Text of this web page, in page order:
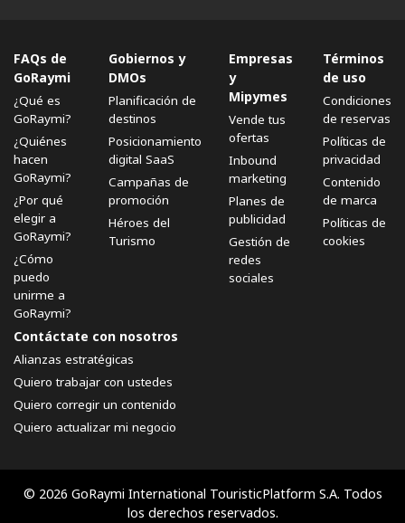
FAQs de
GoRaymi
¿Qué es
GoRaymi?
¿Quiénes
hacen
GoRaymi?
¿Por qué
elegir a
GoRaymi?
¿Cómo
puedo
unirme a
GoRaymi?
Gobiernos y
DMOs
Planificación de
destinos
Posicionamiento
digital SaaS
Campañas de
promoción
Héroes del
Turismo
Empresas
y
Mipymes
Vende tus
ofertas
Inbound
marketing
Planes de
publicidad
Gestión de
redes
sociales
Términos
de uso
Condiciones
de reservas
Políticas de
privacidad
Contenido
de marca
Políticas de
cookies
Contáctate con nosotros
Alianzas estratégicas
Quiero trabajar con ustedes
Quiero corregir un contenido
Quiero actualizar mi negocio
© 2026 GoRaymi International TouristicPlatform S.A. Todos
los derechos reservados.